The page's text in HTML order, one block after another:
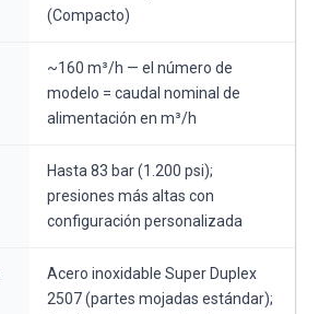
(Compacto)
~160 m³/h — el número de
modelo = caudal nominal de
alimentación en m³/h
Hasta 83 bar (1.200 psi);
presiones más altas con
configuración personalizada
Acero inoxidable Super Duplex
2507 (partes mojadas estándar);